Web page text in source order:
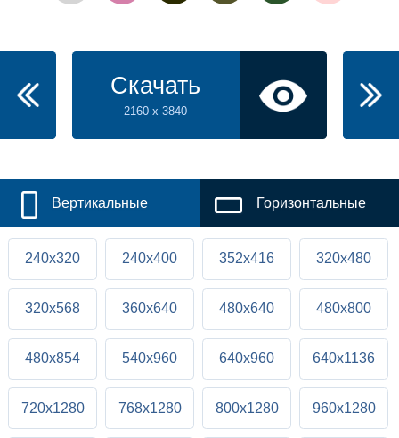
Скачать
2160 x 3840
Вертикальные Горизонтальные
240x320 240x400 352x416 320x480
320x568 360x640 480x640 480x800
480x854 540x960 640x960 640x1136
720x1280 768x1280 800x1280 960x1280